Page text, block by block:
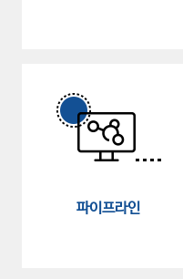
파이프라인